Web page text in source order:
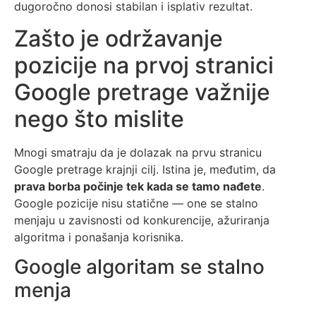
dugoročno donosi stabilan i isplativ rezultat.
Zašto je održavanje
pozicije na prvoj stranici
Google pretrage važnije
nego što mislite
Mnogi smatraju da je dolazak na prvu stranicu
Google pretrage krajnji cilj. Istina je, međutim, da
prava borba počinje tek kada se tamo nađete.
Google pozicije nisu statične — one se stalno
menjaju u zavisnosti od konkurencije, ažuriranja
algoritma i ponašanja korisnika.
Google algoritam se stalno
menja